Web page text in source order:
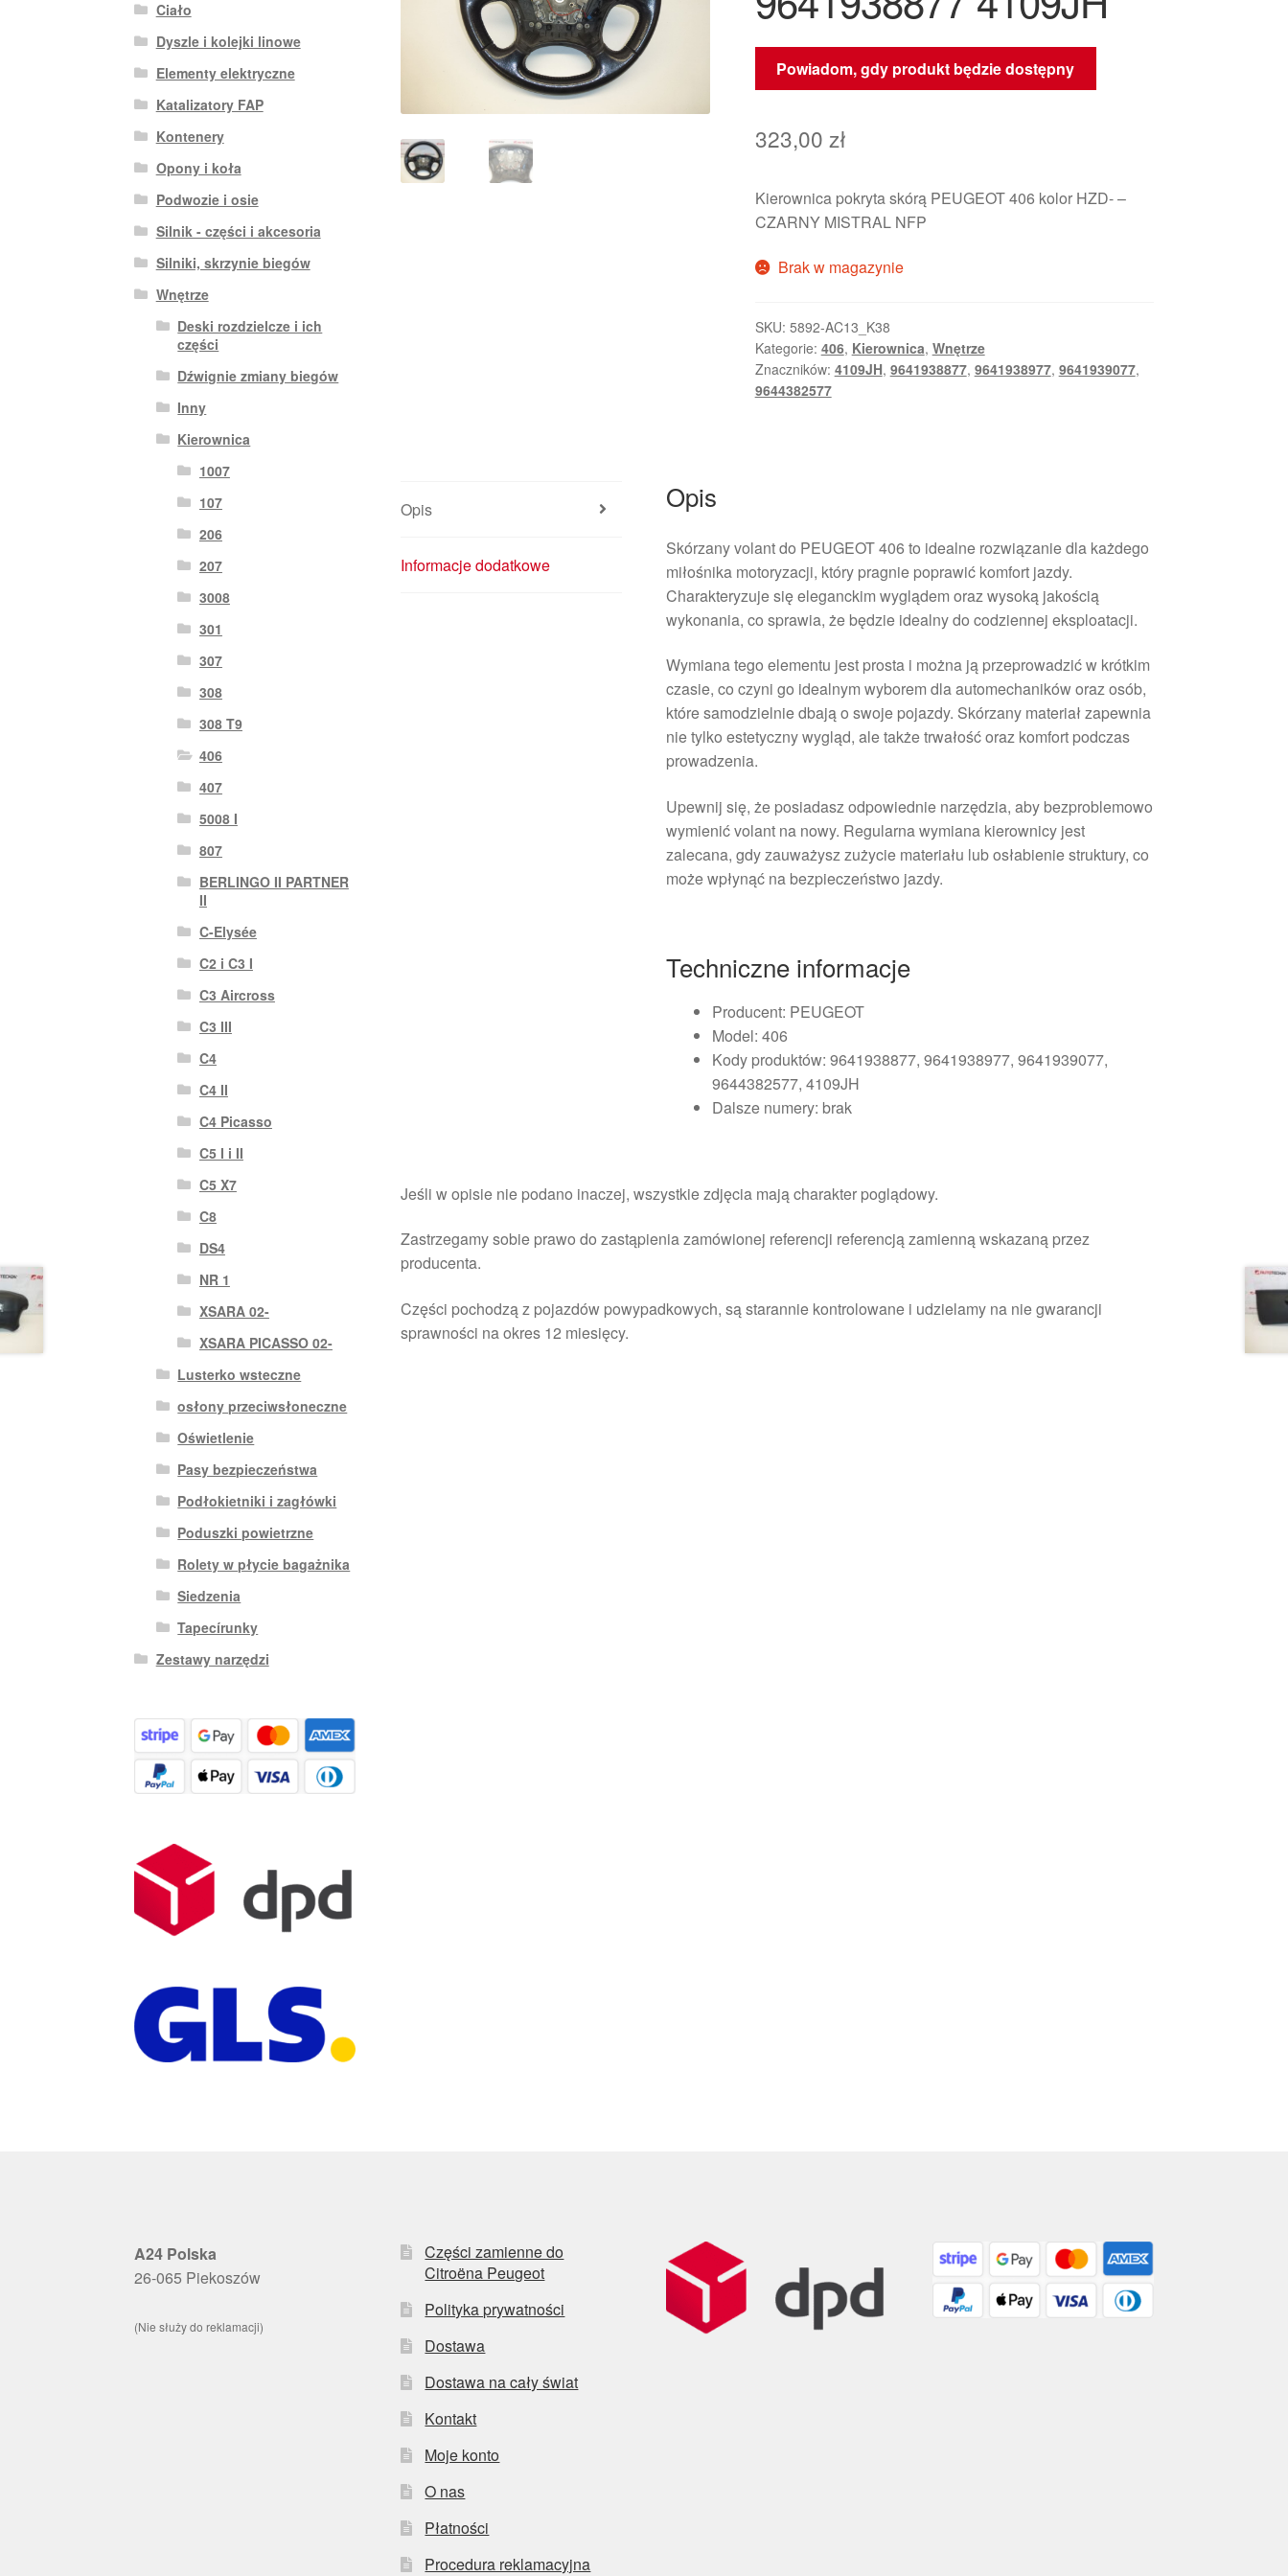
Powiadom, gdy produkt będzie dostępny
323,00 zł
Kierownica pokryta skórą PEUGEOT 406 kolor HZD- –
CZARNY MISTRAL NFP
Brak w magazynie
SKU: 5892-AC13_K38
Kategorie: 406, Kierownica, Wnętrze
Znaczników: 4109JH, 9641938877, 9641938977, 9641939077,
9644382577
Opis
Informacje dodatkowe
Opis
Skórzany volant do PEUGEOT 406 to idealne rozwiązanie dla każdego
miłośnika motoryzacji, który pragnie poprawić komfort jazdy.
Charakteryzuje się eleganckim wyglądem oraz wysoką jakością
wykonania, co sprawia, że będzie idealny do codziennej eksploatacji.
Wymiana tego elementu jest prosta i można ją przeprowadzić w krótkim
czasie, co czyni go idealnym wyborem dla automechaników oraz osób,
które samodzielnie dbają o swoje pojazdy. Skórzany materiał zapewnia
nie tylko estetyczny wygląd, ale także trwałość oraz komfort podczas
prowadzenia.
Upewnij się, że posiadasz odpowiednie narzędzia, aby bezproblemowo
wymienić volant na nowy. Regularna wymiana kierownicy jest
zalecana, gdy zauważysz zużycie materiału lub osłabienie struktury, co
może wpłynąć na bezpieczeństwo jazdy.
Techniczne informacje
Producent: PEUGEOT
Model: 406
Kody produktów: 9641938877, 9641938977, 9641939077,
9644382577, 4109JH
Dalsze numery: brak
Jeśli w opisie nie podano inaczej, wszystkie zdjęcia mają charakter poglądowy.
Zastrzegamy sobie prawo do zastąpienia zamówionej referencji referencją zamienną wskazaną przez
producenta.
Części pochodzą z pojazdów powypadkowych, są starannie kontrolowane i udzielamy na nie gwarancji
sprawności na okres 12 miesięcy.
Ciało
Dyszle i kolejki linowe
Elementy elektryczne
Katalizatory FAP
Kontenery
Opony i koła
Podwozie i osie
Silnik - części i akcesoria
Silniki, skrzynie biegów
Wnętrze
Deski rozdzielcze i ich
części
Dźwignie zmiany biegów
Inny
Kierownica
1007
107
206
207
3008
301
307
308
308 T9
406
407
5008 I
807
BERLINGO II PARTNER
II
C-Elysée
C2 i C3 I
C3 Aircross
C3 III
C4
C4 II
C4 Picasso
C5 I i II
C5 X7
C8
DS4
NR 1
XSARA 02-
XSARA PICASSO 02-
Lusterko wsteczne
osłony przeciwsłoneczne
Oświetlenie
Pasy bezpieczeństwa
Podłokietniki i zagłówki
Poduszki powietrzne
Rolety w płycie bagażnika
Siedzenia
Tapecírunky
Zestawy narzędzi
A24 Polska
26-065 Piekoszów
(Nie służy do reklamacji)
Części zamienne do
Citroëna Peugeot
Polityka prywatności
Dostawa
Dostawa na cały świat
Kontakt
Moje konto
O nas
Płatności
Procedura reklamacyjna